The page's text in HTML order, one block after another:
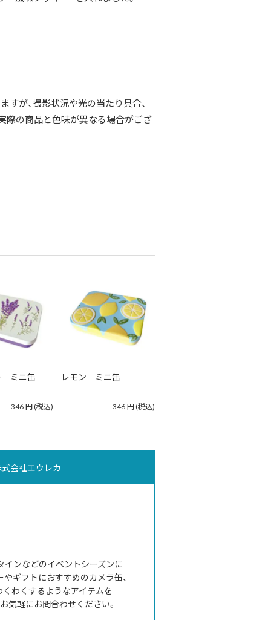
が、撮影状況や光の当たり具合、
際の商品と色味が異なる場合がござ
ミニ缶
346円(税込)
レモン ミニ缶
346円(税込)
会社エウレカ
インなどのイベントシーズンに
ギフトにおすすめのカメラ缶、
くわくするようなアイテムを
気軽にお問合わせください。